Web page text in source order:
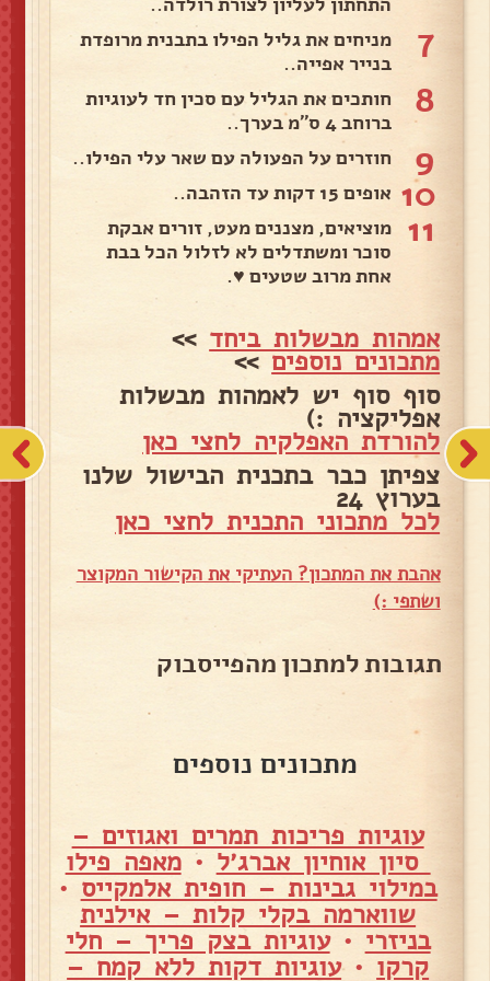
7
מניחים את גליל הפילו בתבנית מרופדת
בנייר אפייה..
8
חותכים את הגליל עם סכין חד לעוגיות
ברוחב 4 ס''מ בערך..
9 חוזרים על הפעולה עם שאר עלי הפילו..
10 אופים 15 דקות עד הזהבה..
11
מוציאים, מצננים מעט, זורים אבקת
סוכר ומשתדלים לא לזלול הכל בבת
אחת מרוב שטעים ♥.
אמהות מבשלות ביחד >>
מתכונים נוספים>>
סוף סוף יש לאמהות מבשלות
אפליקציה :)
להורדת האפלקיה לחצי כאן
צפיתן כבר בתכנית הבישול שלנו
בערוץ 24
לכל מתכוני התכנית לחצי כאן
אהבת את המתכון? העתיקי את הקישור המקוצר
ושתפי :)
תגובות למתכון מהפייסבוק
מתכונים נוספים
עוגיות פריכות תמרים ואגוזים –
סיון אוחיון אברג׳ל •מאפה פילו
במילוי גבינות – חופית אלמקייס •
שווארמה בקלי קלות – אילנית
בניזרי •עוגיות בצק פריך – חלי
קרקו •עוגיות דקות ללא קמח –